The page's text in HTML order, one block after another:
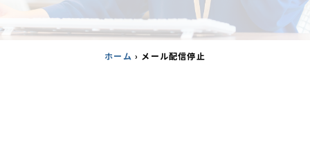
ホーム › メール配信停止